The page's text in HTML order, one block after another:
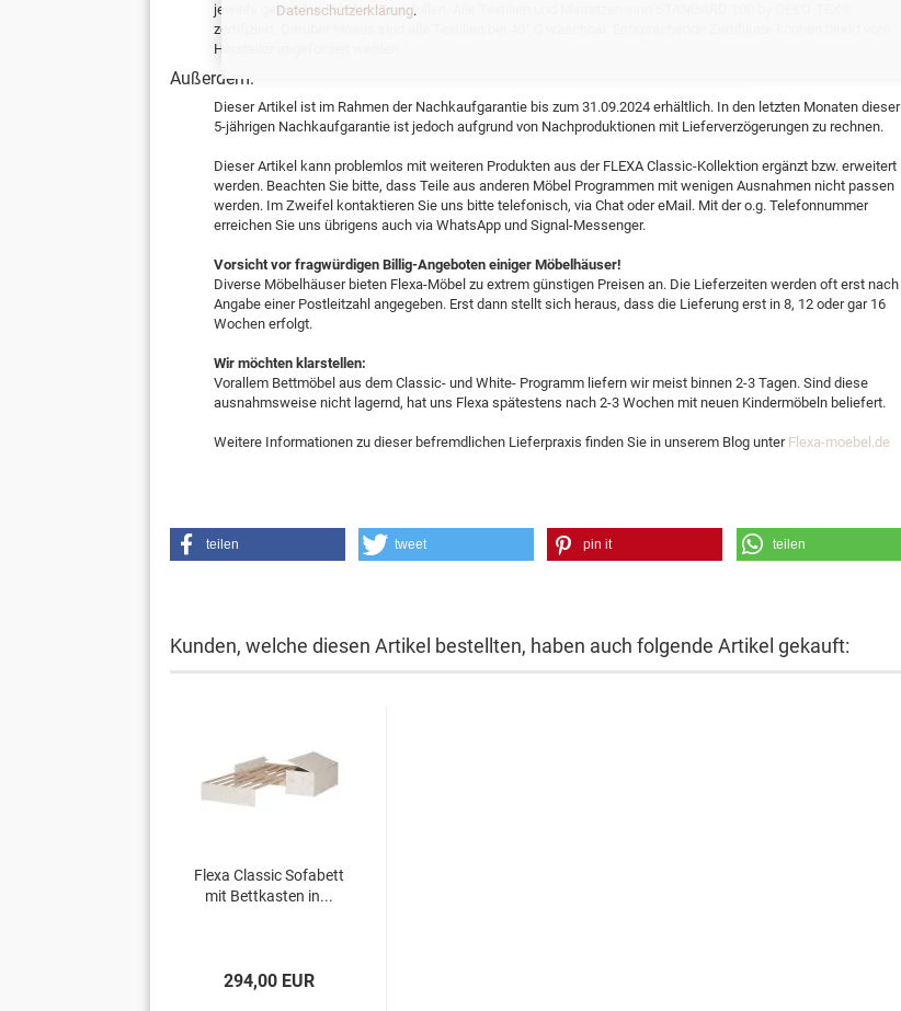
Datenschutzerklärung.
jeweils geltenden EU-Normen erfüllen. Alle Textilien und Matratzen sind STANDARD 100 by OEKO-TEX®
zertifiziert. Darüber hinaus sind alle Textilien bei 40° C waschbar. Entsprechende Zertifikate können direkt vom
Hersteller angefordert werden.
Außerdem:
Dieser Artikel ist im Rahmen der Nachkaufgarantie bis zum 31.09.2024 erhältlich. In den letzten Monaten dieser
5-jährigen Nachkaufgarantie ist jedoch aufgrund von Nachproduktionen mit Lieferverzögerungen zu rechnen.
Dieser Artikel kann problemlos mit weiteren Produkten aus der FLEXA Classic-Kollektion ergänzt bzw. erweitert
werden. Beachten Sie bitte, dass Teile aus anderen Möbel Programmen mit wenigen Ausnahmen nicht passen
werden. Im Zweifel kontaktieren Sie uns bitte telefonisch, via Chat oder eMail. Mit der o.g. Telefonnummer
erreichen Sie uns übrigens auch via WhatsApp und Signal-Messenger.
Vorsicht vor fragwürdigen Billig-Angeboten einiger Möbelhäuser!
Diverse Möbelhäuser bieten Flexa-Möbel zu extrem günstigen Preisen an. Die Lieferzeiten werden oft erst nach
Angabe einer Postleitzahl angegeben. Erst dann stellt sich heraus, dass die Lieferung erst in 8, 12 oder gar 16
Wochen erfolgt.
Wir möchten klarstellen:
Vorallem Bettmöbel aus dem Classic- und White- Programm liefern wir meist binnen 2-3 Tagen. Sind diese
ausnahmsweise nicht lagernd, hat uns Flexa spätestens nach 2-3 Wochen mit neuen Kindermöbeln beliefert.
Weitere Informationen zu dieser befremdlichen Lieferpraxis finden Sie in unserem Blog unter Flexa-moebel.de
teilen tweet pin it teilen
Kunden, welche diesen Artikel bestellten, haben auch folgende Artikel gekauft:
Flexa Classic Sofabett
mit Bettkasten in...
294,00 EUR